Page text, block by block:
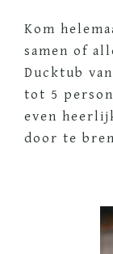
Kom
samen of
Ducktub
tot 5
even
door te